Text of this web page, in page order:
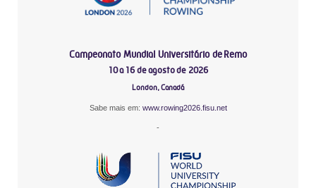
Campeonato Mundial Universitário de Remo
10 a 16 de agosto de 2026
London, Canadá
Sabe mais em: www.rowing2026.fisu.net
-